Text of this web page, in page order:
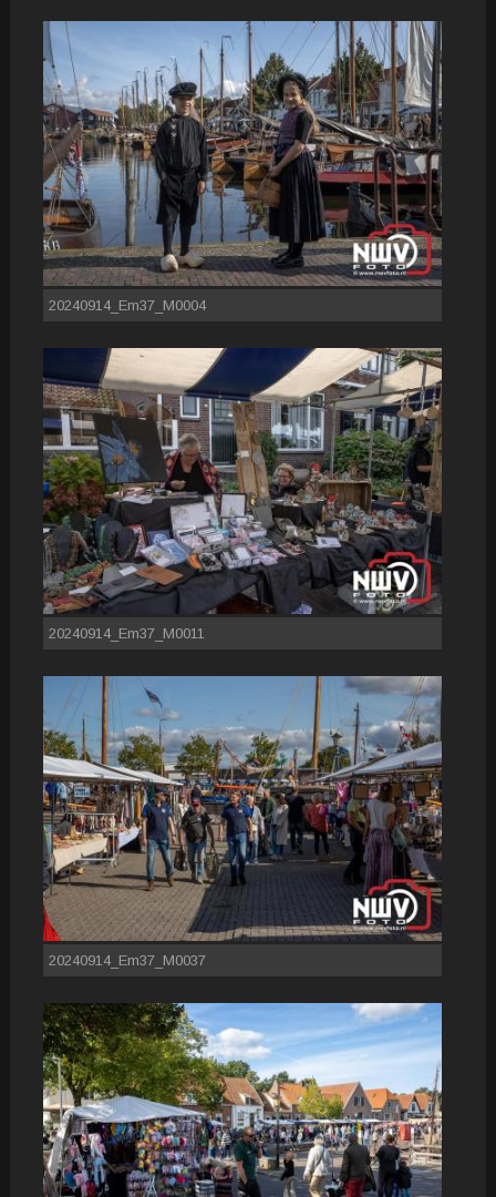
20240914_Em37_M0004
20240914_Em37_M0011
20240914_Em37_M0037